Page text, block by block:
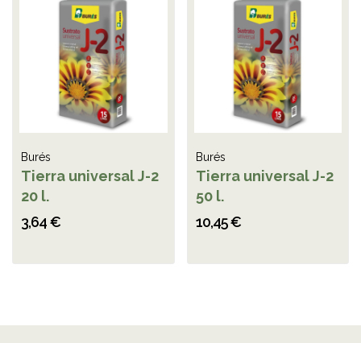
Burés
Tierra universal J-2
20 l.
3,64 €
Burés
Tierra universal J-2
50 l.
10,45 €